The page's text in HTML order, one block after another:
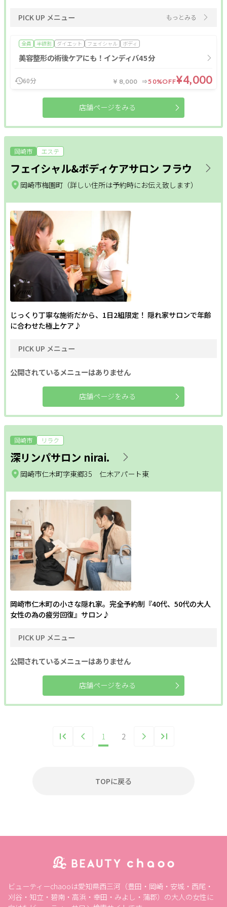
PICK UP メニュー もっとみる
全員 半額割 ダイエット フェイシャル ボディ
美容整形の術後ケアにも！インディバ45分
60分 ￥8,000 50%OFF¥4,000
店舗ページをみる
岡崎市 エステ
フェイシャル&ボディケアサロン フラウ
岡崎市梅園町（詳しい住所は予約時にお伝え致します）
じっくり丁寧な施術だから、1日2組限定！ 隠れ家サロンで年齢
に合わせた極上ケア♪
PICK UP メニュー
公開されているメニューはありません
店舗ページをみる
岡崎市 リラク
深リンパサロン nirai.
岡崎市仁木町字東郷35 仁木アパート東
岡崎市仁木町の小さな隠れ家。完全予約制『40代、50代の大人
女性の為の疲労回復』サロン♪
PICK UP メニュー
公開されているメニューはありません
店舗ページをみる
1 2
TOPに戻る
ビューティーchaooは愛知県西三河（豊田・岡崎・安城・西尾・
刈谷・知立・碧南・高浜・幸田・みよし・蒲郡）の大人の女性に